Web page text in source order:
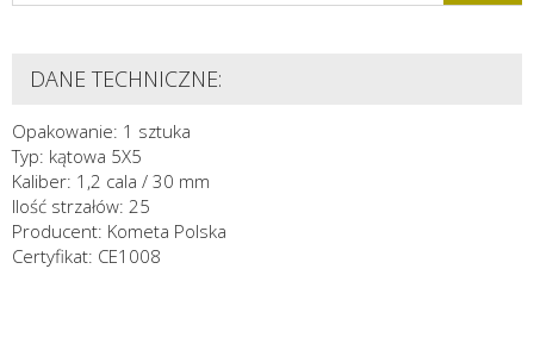
DANE TECHNICZNE:
Opakowanie: 1 sztuka
Typ: kątowa 5X5
Kaliber: 1,2 cala / 30 mm
Ilość strzałów: 25
Producent: Kometa Polska
Certyfikat: CE1008